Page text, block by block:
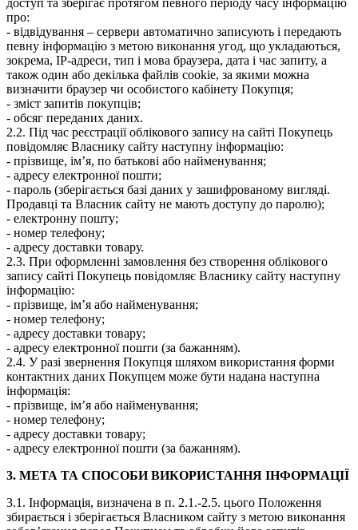
про:
- відвідування – сервери автоматично записують і передають
певну інформацію з метою виконання угод, що укладаються,
зокрема, IP-адреси, тип і мова браузера, дата і час запиту, а
також один або декілька файлів cookie, за якими можна
визначити браузер чи особистого кабінету Покупця;
- зміст запитів покупців;
- обсяг переданих даних.
2.2. Під час реєстрації облікового запису на сайті Покупець
повідомляє Власнику сайту наступну інформацію:
- прізвище, ім’я, по батькові або найменування;
- адресу електронної пошти;
- пароль (зберігається базі даних у зашифрованому вигляді.
Продавці та Власник сайту не мають доступу до паролю);
- електронну пошту;
- номер телефону;
- адресу доставки товару.
2.3. При оформленні замовлення без створення облікового
запису сайті Покупець повідомляє Власнику сайту наступну
інформацію:
- прізвище, ім’я або найменування;
- номер телефону;
- адресу доставки товару;
- адресу електронної пошти (за бажанням).
2.4. У разі звернення Покупця шляхом використання форми
контактних даних Покупцем може бути надана наступна
інформація:
- прізвище, ім’я або найменування;
- номер телефону;
- адресу доставки товару;
- адресу електронної пошти (за бажанням).
3. МЕТА ТА СПОСОБИ ВИКОРИСТАННЯ ІНФОРМАЦІЇ
3.1. Інформація, визначена в п. 2.1.-2.5. цього Положення
збирається і зберігається Власником сайту з метою виконання